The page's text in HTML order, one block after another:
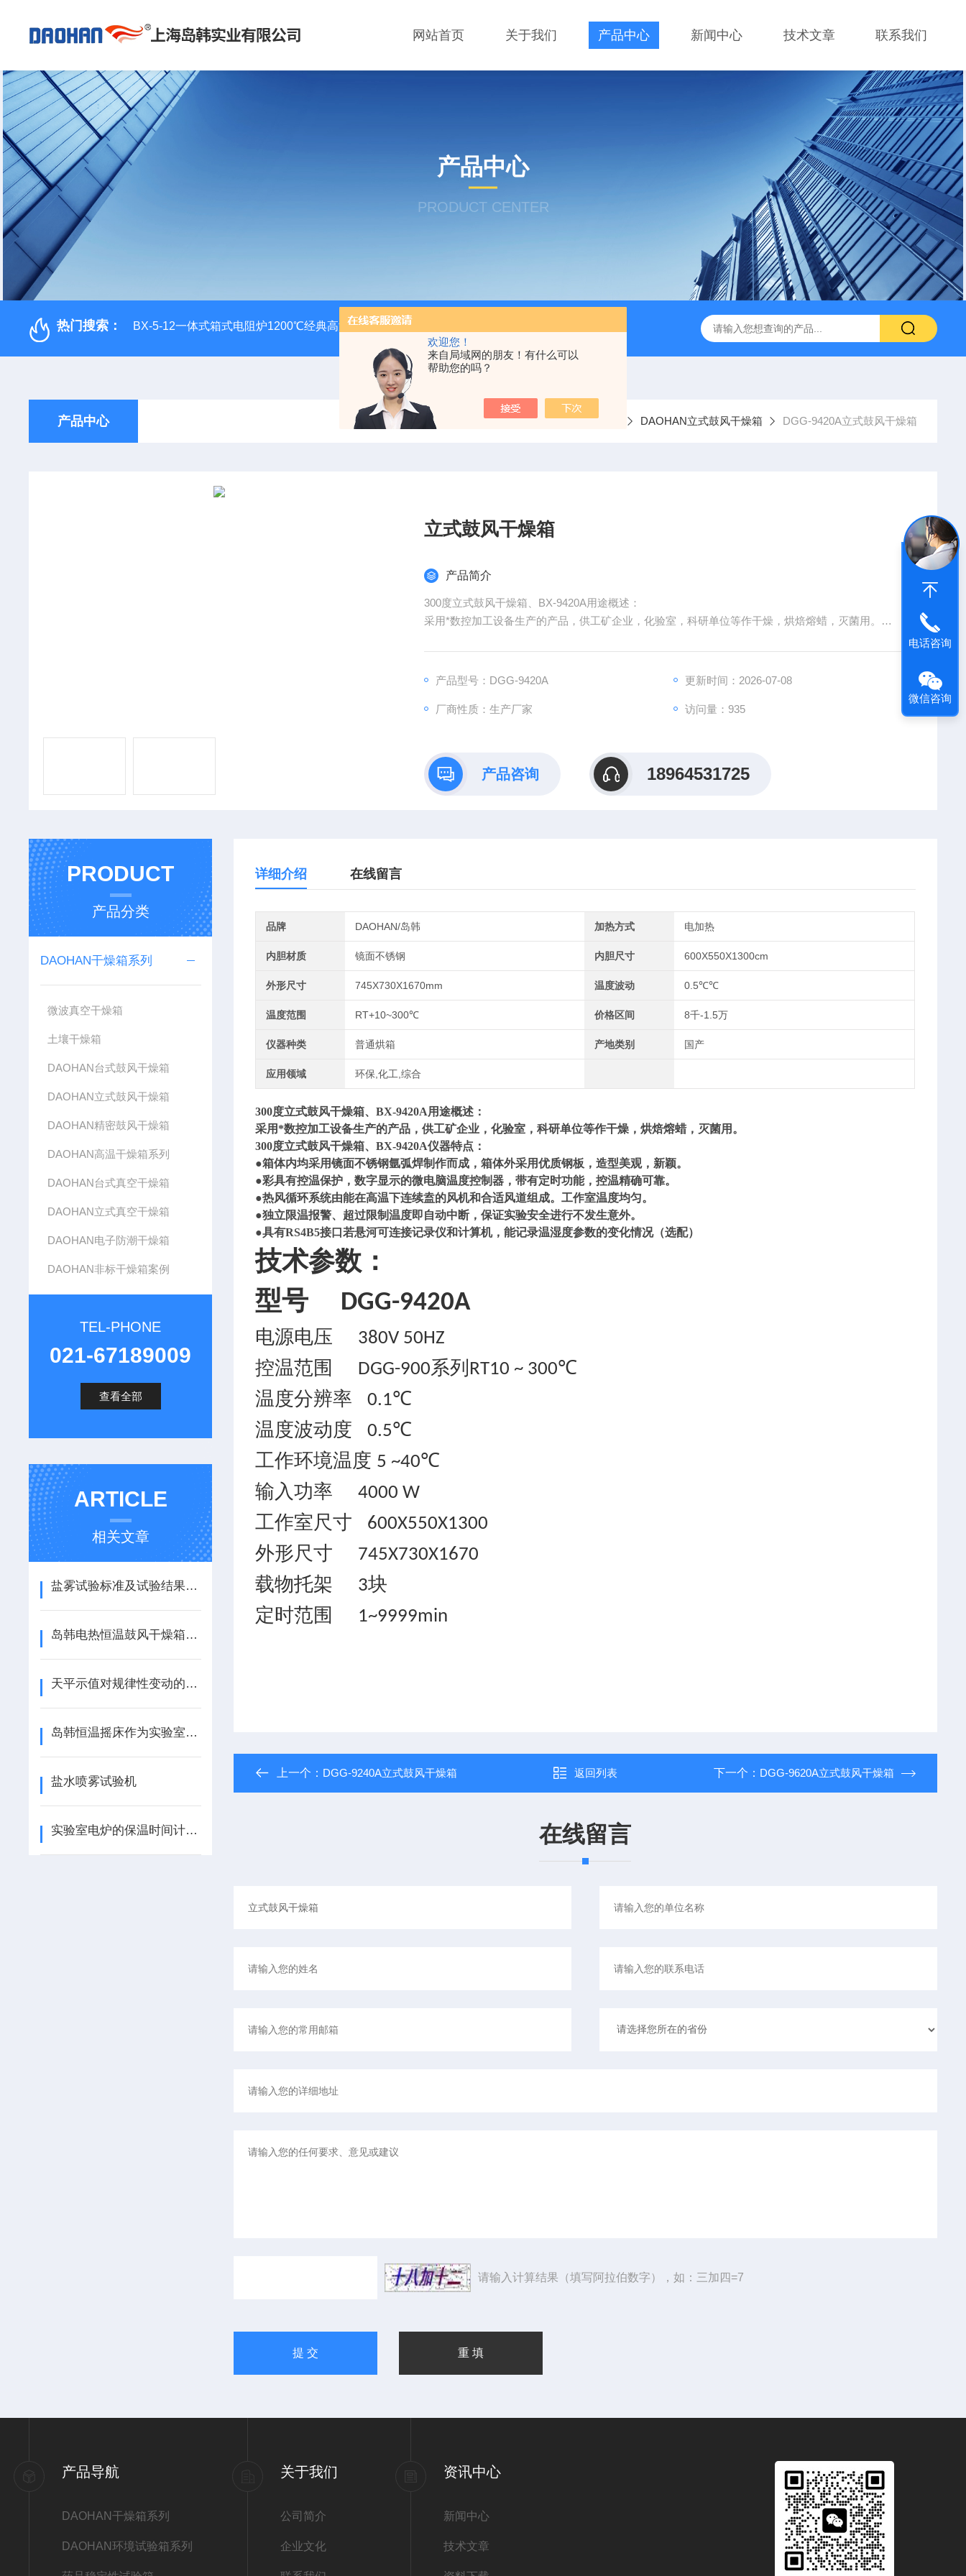
欢迎您！
来自局域网的朋友！有什么可以
帮助您的吗？
网站首页 关于我们 产品中心 新闻中心 技术文章 联系我们
产品中心
PRODUCT CENTER
热门搜索： BX-5-12一体式箱式电阻炉1200℃经典高温马弗炉 BX-12-12H灰分含量测定马弗炉1200度电炉灰分测定仪 GDJ6010高低温交变试验箱daohan冷热交变测试箱
产品中心 当前位置： 首页 产品中心 DAOHAN干燥箱系列 DAOHAN立式鼓风干燥箱 DGG-9420A立式鼓风干燥箱
立式鼓风干燥箱
产品简介
300度立式鼓风干燥箱、BX-9420A用途概述：
采用*数控加工设备生产的产品，供工矿企业，化验室，科研单位等作干燥，烘焙熔蜡，灭菌用。
●彩具有控温保护，数字显示的微电脑温度控制器，带有定时功能，控温精确可靠。
产品型号：DGG-9420A 更新时间：2026-07-08
厂商性质：生产厂家 访问量：935
产品咨询 18964531725
PRODUCT
产品分类
DAOHAN干燥箱系列
微波真空干燥箱
土壤干燥箱
DAOHAN台式鼓风干燥箱
DAOHAN立式鼓风干燥箱
DAOHAN精密鼓风干燥箱
DAOHAN高温干燥箱系列
DAOHAN台式真空干燥箱
DAOHAN立式真空干燥箱
DAOHAN电子防潮干燥箱
DAOHAN非标干燥箱案例
TEL-PHONE
021-67189009
查看全部
ARTICLE
相关文章
盐雾试验标准及试验结果的判定
岛韩电热恒温鼓风干燥箱的保养和使用
天平示值对规律性变动的调修
岛韩恒温摇床作为实验室设备的使用说明
盐水喷雾试验机
实验室电炉的保温时间计算方法
详细介绍 在线留言
品牌 DAOHAN/岛韩 加热方式 电加热
内胆材质 镜面不锈钢 内胆尺寸 600X550X1300cm
外形尺寸 745X730X1670mm 温度波动 0.5℃℃
温度范围 RT+10~300℃ 价格区间 8千-1.5万
仪器种类 普通烘箱 产地类别 国产
应用领域 环保,化工,综合
300度立式鼓风干燥箱、BX-9420A用途概述：
采用 *数控加工设备生产的产品，供工矿企业，化验室，科研单位等作干燥，烘焙熔蜡，灭菌用。
300度立式鼓风干燥箱、BX-9420A仪器特点：
●箱体内均采用镜面不锈钢氩弧焊制作而成，箱体外采用优质钢板，造型美观，新颖。
●彩具有控温保护，数字显示的微电脑温度控制器，带有定时功能，控温精确可靠。
●热风循环系统由能在高温下连续盍的风机和合适风道组成。工作室温度均匀。
●独立限温报警、超过限制温度即自动中断，保证实验安全进行不发生意外。
●具有RS4B5接口若悬河可连接记录仪和计算机，能记录温湿度参数的变化情况（选配）
技术参数：
型号
DGG-9420A
电源电压 380V 50HZ
控温范围 DGG-900系列 RT10 ~ 300℃
温度分辨率
0.1℃
温度波动度
0.5℃
工作环境温度 5 ~40℃
输入功率
4000 W
工作室尺寸 600X550X1300
外形尺寸 745X730X1670
载物托架 3块
定时范围
1~9999min
上一个： DGG-9240A立式鼓风干燥箱 返回列表 下一个： DGG-9620A立式鼓风干燥箱
在线留言
请输入计算结果（填写阿拉伯数字），如：三加四=7
产品导航
DAOHAN干燥箱系列
DAOHAN环境试验箱系列
关于我们
公司简介
企业文化
资讯中心
新闻中心
技术文章
电话咨询
微信咨询